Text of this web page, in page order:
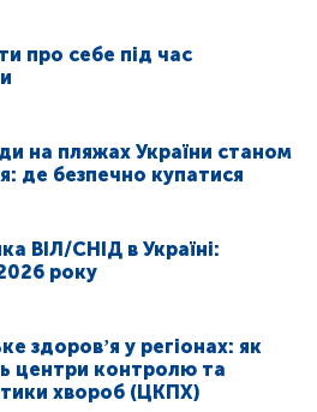
про себе під час
на пляжах України станом
де безпечно купатися
ВІЛ/СНІД в Україні:
року
здоровʼя у регіонах: як
центри контролю та
хвороб (ЦКПХ)